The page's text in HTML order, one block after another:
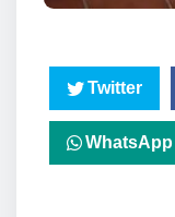
Twitter
WhatsApp